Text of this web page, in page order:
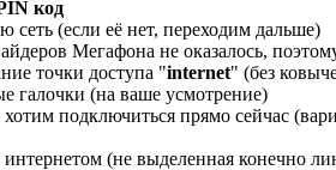
код
сеть (если её нет, переходим дальше)
Мегафона не оказалось,
точки доступа "internet" (без
галочки (на ваше усмотрение)
подключиться прямо сейчас
интернетом (не выделенная конечно